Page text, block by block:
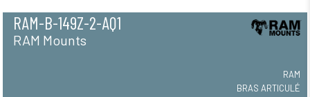
RAM-B-149Z-2-AQ1
RAM Mounts
RAM
BRAS ARTICULÉ